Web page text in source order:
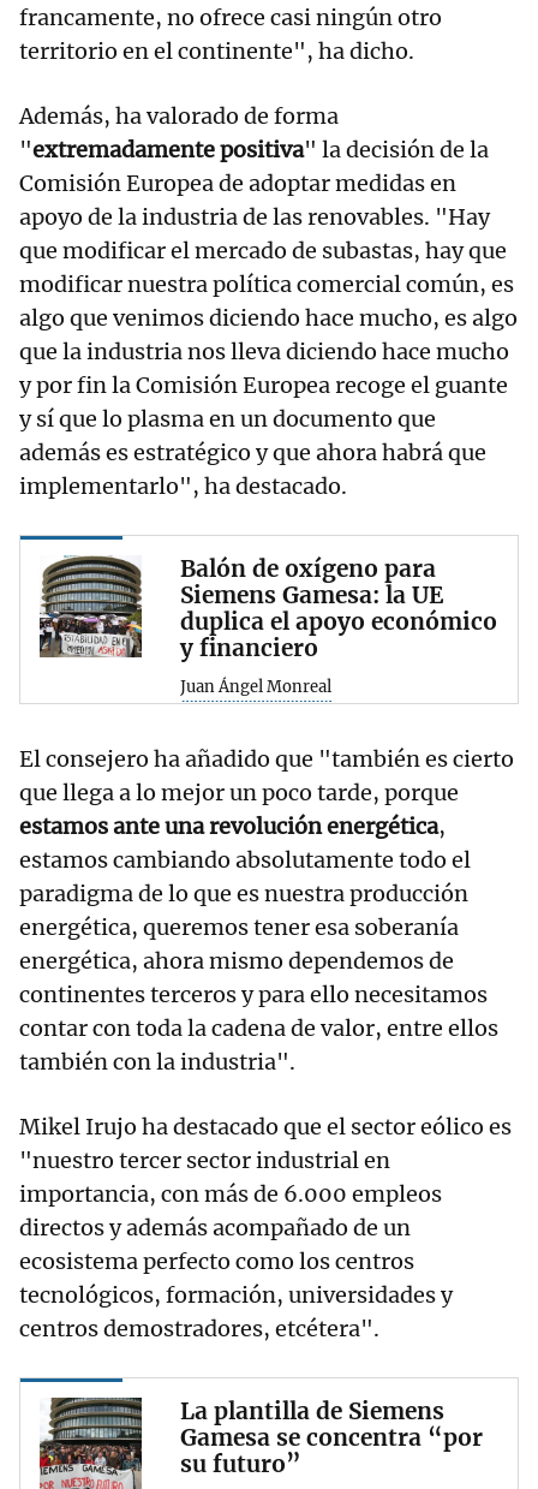
francamente, no ofrece casi ningún otro
territorio en el continente", ha dicho.
Además, ha valorado de forma
"extremadamente positiva" la decisión de la
Comisión Europea de adoptar medidas en
apoyo de la industria de las renovables. "Hay
que modificar el mercado de subastas, hay que
modificar nuestra política comercial común, es
algo que venimos diciendo hace mucho, es algo
que la industria nos lleva diciendo hace mucho
y por fin la Comisión Europea recoge el guante
y sí que lo plasma en un documento que
además es estratégico y que ahora habrá que
implementarlo", ha destacado.
Balón de oxígeno para
Siemens Gamesa: la UE
duplica el apoyo económico
y financiero
Juan Ángel Monreal
El consejero ha añadido que "también es cierto
que llega a lo mejor un poco tarde, porque
estamos ante una revolución energética,
estamos cambiando absolutamente todo el
paradigma de lo que es nuestra producción
energética, queremos tener esa soberanía
energética, ahora mismo dependemos de
continentes terceros y para ello necesitamos
contar con toda la cadena de valor, entre ellos
también con la industria".
Mikel Irujo ha destacado que el sector eólico es
"nuestro tercer sector industrial en
importancia, con más de 6.000 empleos
directos y además acompañado de un
ecosistema perfecto como los centros
tecnológicos, formación, universidades y
centros demostradores, etcétera".
La plantilla de Siemens
Gamesa se concentra “por
su futuro”